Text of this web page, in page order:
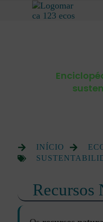
INÍCIO
Recursos